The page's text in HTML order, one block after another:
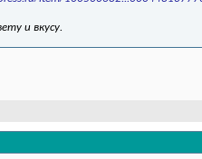
и вкусу.